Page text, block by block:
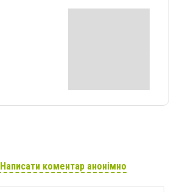
Написати коментар анонімно